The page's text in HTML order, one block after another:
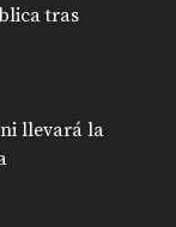
tras
llevará la